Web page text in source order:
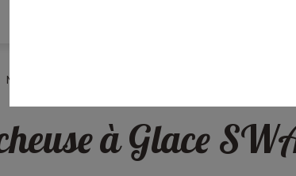
Machines à Glace
à Glace